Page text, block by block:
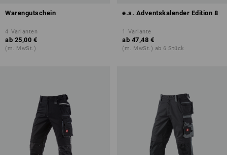
Warengutschein
4 Varianten
ab 25,00 €
(m. MwSt.)
e.s. Adventskalender Edition 8
1 Variante
ab 47,48 €
(m. MwSt.) ab 6 Stück